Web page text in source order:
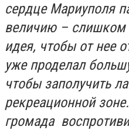
сердце Мариуполя
величию – слишком
идея, чтобы от нее
уже проделал
чтобы заполучить
рекреационной
громада